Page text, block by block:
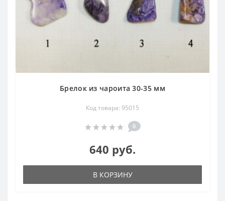
Брелок из чароита 30-35 мм
Код товара: 95015
0
640 руб.
В КОРЗИНУ